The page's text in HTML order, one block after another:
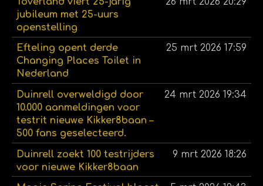
jubileum met 25-uurs
openstelling
Efteling opent derde
Changing Places Toilet in
Nederland
25 mrt 2026 17:59
Duinrell overweldigd door
10.000 aanmeldingen voor
testrit nieuwe Kikker8baan –
500 fans geselecteerd.
24 mrt 2026 19:34
Duinrell zoekt 100 testrijders
voor nieuwe Kikker8baan
9 mrt 2026 18:26